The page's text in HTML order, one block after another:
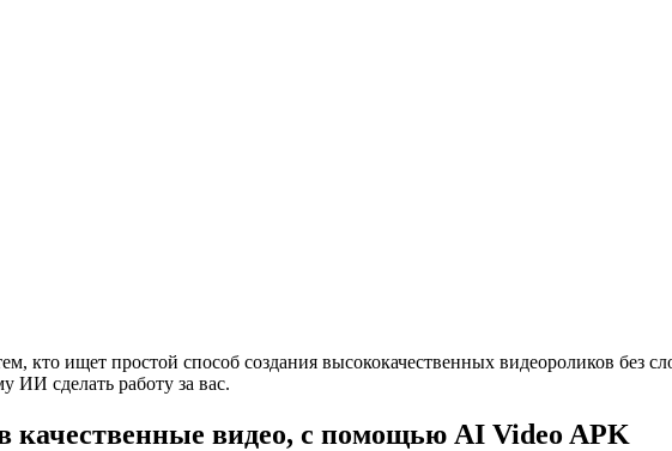
кто ищет простой способ создания высококачественных видеороликов без
ИИ сделать работу за вас.
качественные видео, с помощью AI Video APK